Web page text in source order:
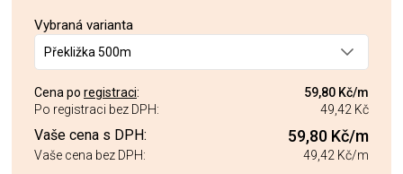
Vybraná varianta
Překližka 500m
Cena po registraci: 59,80 Kč/m
Po registraci bez DPH:
49,42 Kč
Vaše cena s DPH: 59,80 Kč/m
Vaše cena bez DPH: 49,42 Kč/m